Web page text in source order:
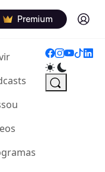
Premium Log in
(current)